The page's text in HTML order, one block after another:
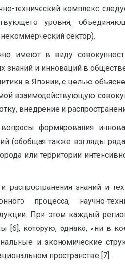
технический комплекс
уровня,
сектор).
имеют в виду
знаний и инноваций в
в Японии, с целью
взаимодействующую
внедрение и
формирования
(обобщая также взгляды
или территории
знаний и
процесса, научно-
При этом каждый
[6], которую, однако, «ни в
и экономические
пространстве [7].